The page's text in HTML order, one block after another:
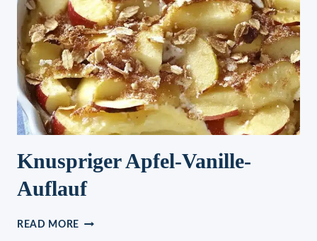
Knuspriger Apfel-Vanille-
Auflauf
READ MORE KNUSPRIGER